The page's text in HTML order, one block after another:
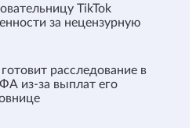
TikTok
за нецензурную
расследование в
из-за выплат его